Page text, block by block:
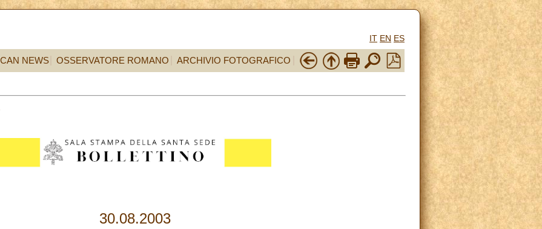
IT EN ES
NEWS OSSERVATORE ROMANO ARCHIVIO FOTOGRAFICO
30.08.2003